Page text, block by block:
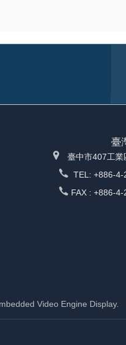
臺
臺中市407工業
TEL: +886-4-
FAX : +886-
Video Engine Display.